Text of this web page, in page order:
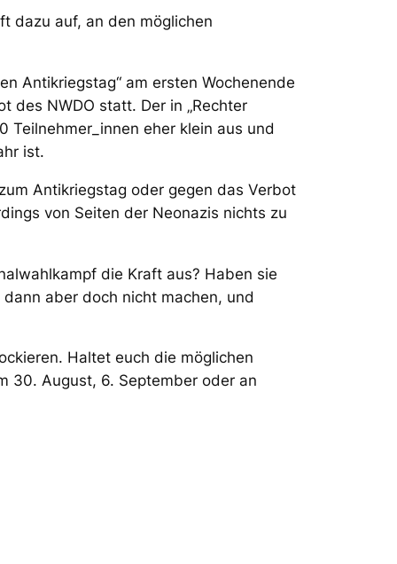
dazu auf, an den möglichen
Antikriegstag“ am ersten Wochenende
des NWDO statt. Der in „Rechter
eher klein aus und
ist.
Antikriegstag oder gegen das Verbot
von Seiten der Neonazis nichts zu
die Kraft aus? Haben sie
aber doch nicht machen, und
Haltet euch die möglichen
30. August, 6. September oder an